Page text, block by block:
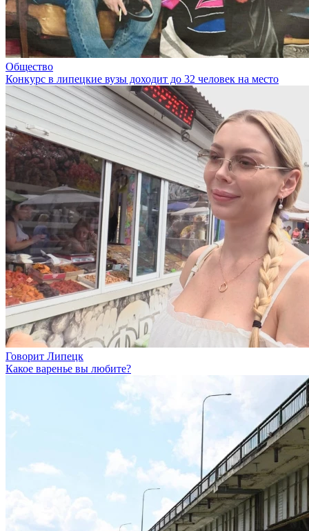
Общество
Конкурс в липецкие вузы доходит до 32 человек на место
Говорит Липецк
Какое варенье вы любите?